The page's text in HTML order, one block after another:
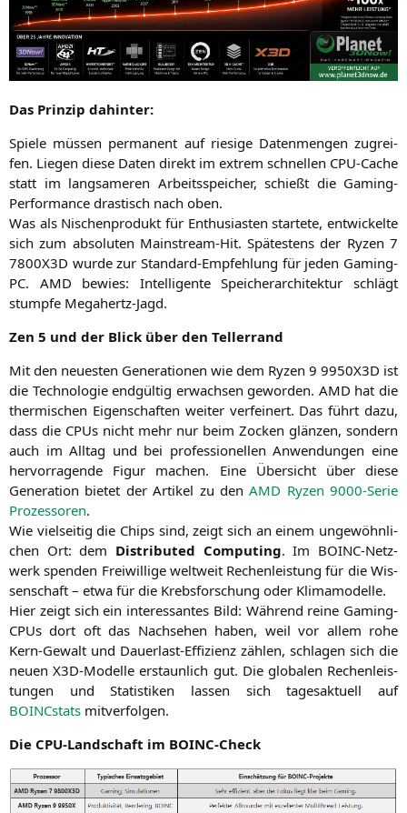
Das Prin­zip dahinter:
Spie­le müs­sen per­ma­nent auf rie­si­ge Daten­men­gen zugrei­
fen. Lie­gen die­se Daten direkt im extrem schnel­len CPU-Cache
statt im lang­sa­me­ren Arbeits­spei­cher, schießt die Gam­ing-
Per­for­mance dras­tisch nach oben.
Was als Nischen­pro­dukt für Enthu­si­as­ten star­te­te, ent­wi­ckel­te
sich zum abso­lu­ten Main­stream-Hit. Spä­tes­tens der Ryzen 7
7800X3D wur­de zur Stan­dard-Emp­feh­lung für jeden Gam­ing-
PC. AMD bewies: Intel­li­gen­te Spei­cher­ar­chi­tek­tur schlägt
stump­fe Megahertz-Jagd.
Zen 5 und der Blick über den Tellerrand
Mit den neu­es­ten Gene­ra­tio­nen wie dem Ryzen 9 9950X3D ist
die Tech­no­lo­gie end­gül­tig erwach­sen gewor­den. AMD hat die
ther­mi­schen Eigen­schaf­ten wei­ter ver­fei­nert. Das führt dazu,
dass die CPUs nicht mehr nur beim Zocken glän­zen, son­dern
auch im All­tag und bei pro­fes­sio­nel­len Anwen­dun­gen eine
her­vor­ra­gen­de Figur machen. Eine Über­sicht über die­se
Gene­ra­ti­on bie­tet der Arti­kel zu denAMD Ryzen 9000-Serie
Pro­zes­so­ren.
Wie viel­sei­tig die Chips sind, zeigt sich an einem unge­wöhn­li­
chen Ort: dem Dis­tri­bu­ted Com­pu­ting. Im BOINC-Netz­
werk spen­den Frei­wil­li­ge welt­weit Rechen­leis­tung für die Wis­
sen­schaft – etwa für die Krebs­for­schung oder Klimamodelle.
Hier zeigt sich ein inter­es­san­tes Bild: Wäh­rend rei­ne Gam­ing-
CPUs dort oft das Nach­se­hen haben, weil vor allem rohe
Kern-Gewalt und Dau­er­last-Effi­zi­enz zäh­len, schla­gen sich die
neu­en X3D-Model­le erstaun­lich gut. Die glo­ba­len Rechen­leis­
tun­gen und Sta­tis­ti­ken las­sen sich tages­ak­tu­ell auf
BOINCstats mitverfolgen.
Die CPU-Land­schaft im BOINC-Check